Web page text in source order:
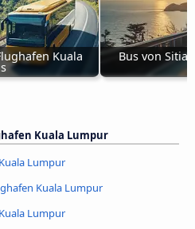
Kuala Bus von
Kuala Lumpur
Lumpur
Kuala Lumpur
Lumpur